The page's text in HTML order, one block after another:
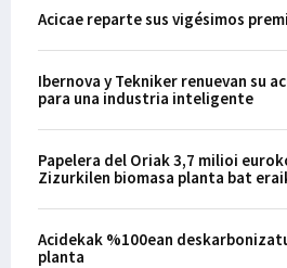
Acicae reparte sus vigésimos
Ibernova y Tekniker renuevan su
para una industria inteligente
Papelera del Oriak 3,7 milioi
Zizurkilen biomasa planta bat
Acidekak %100ean
planta